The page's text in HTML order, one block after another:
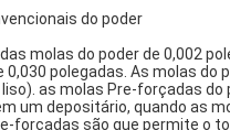
do poder
molas do poder de 0,002
0,030 polegadas. As molas
as molas Pre-forçadas
um depositário, quando as
forçadas são que permite o